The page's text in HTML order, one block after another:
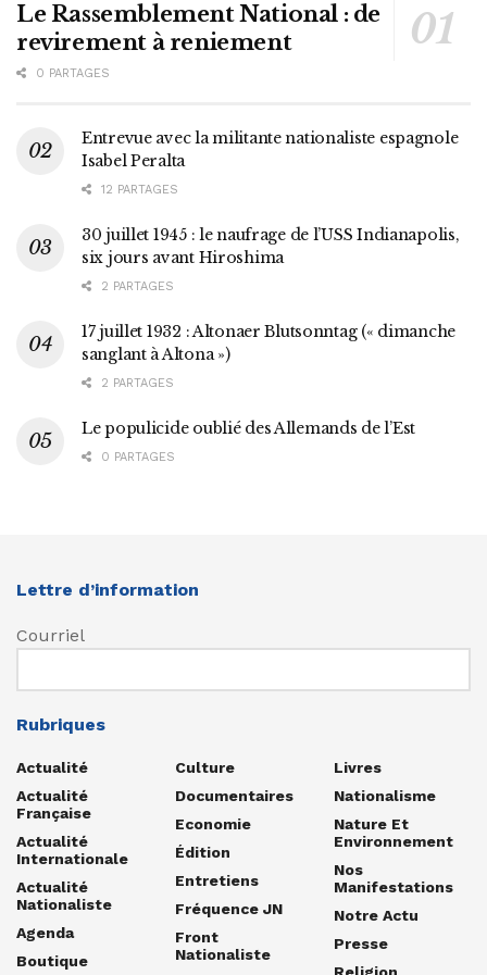
Le Rassemblement National : de
revirement à reniement
0 PARTAGES
Entrevue avec la militante nationaliste espagnole
Isabel Peralta
12 PARTAGES
30 juillet 1945 : le naufrage de l’USS Indianapolis,
six jours avant Hiroshima
2 PARTAGES
17 juillet 1932 : Altonaer Blutsonntag (« dimanche
sanglant à Altona »)
2 PARTAGES
Le populicide oublié des Allemands de l’Est
0 PARTAGES
Lettre d’information
Courriel
Rubriques
Actualité
Actualité
Française
Actualité
Internationale
Actualité
Nationaliste
Agenda
Boutique
Culture
Documentaires
Economie
Édition
Entretiens
Fréquence JN
Front
Nationaliste
Livres
Nationalisme
Nature Et
Environnement
Nos
Manifestations
Notre Actu
Presse